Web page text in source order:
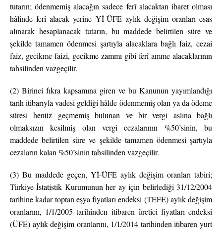
tutarın; ödenmemiş alacağın sadece ferî alacaktan ibaret olması
hâlinde ferî alacak yerine Yİ-ÜFE aylık değişim oranları esas
alınarak hesaplanacak tutarın, bu maddede belirtilen süre ve
şekilde tamamen ödenmesi şartıyla alacaklara bağlı faiz, cezai
faiz, gecikme faizi, gecikme zammı gibi ferî amme alacaklarının
tahsilinden vazgeçilir.
(2) Birinci fıkra kapsamına giren ve bu Kanunun yayımlandığı
tarih itibarıyla vadesi geldiği hâlde ödenmemiş olan ya da ödeme
süresi henüz geçmemiş bulunan ve bir vergi aslına bağlı
olmaksızın kesilmiş olan vergi cezalarının %50’sinin, bu
maddede belirtilen süre ve şekilde tamamen ödenmesi şartıyla
cezaların kalan %50’sinin tahsilinden vazgeçilir.
(3) Bu maddede geçen, Yİ-ÜFE aylık değişim oranları tabiri;
Türkiye İstatistik Kurumunun her ay için belirlediği 31/12/2004
tarihine kadar toptan eşya fiyatları endeksi (TEFE) aylık değişim
oranlarını, 1/1/2005 tarihinden itibaren üretici fiyatları endeksi
(ÜFE) aylık değişim oranlarını, 1/1/2014 tarihinden itibaren yurt